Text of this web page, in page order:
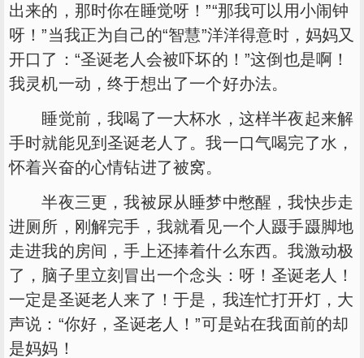
出来的，那时你在睡觉呀！”“那我可以用小闹钟
呀！”当我正为自己的“智慧”洋洋得意时，妈妈又
开口了：“圣诞老人会被吓坏的！”这倒也是啊！
我灵机一动，终于想出了一个好办法。
睡觉前，我喝了一大杯水，这样半夜起来解
手时就能见到圣诞老人了。我一口气喝完了水，
怀着兴奋的心情钻进了被窝。
半夜三更，我被尿从睡梦中憋醒，我快步走
进厕所，刚解完手，我就看见一个人蹑手蹑脚地
走进我的房间，手上还捧着什么东西。我激动极
了，脑子里立刻冒出一个念头：呀！圣诞老人！
一定是圣诞老人来了！于是，我连忙打开灯，大
声说：“你好，圣诞老人！”可是站在我面前的却
是妈妈！